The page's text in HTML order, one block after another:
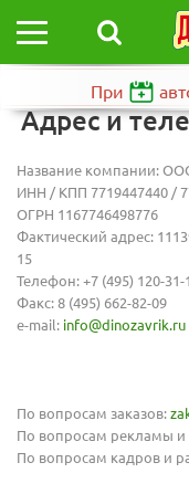
При
Адрес и
Название компании:
ИНН / КПП 7719447440 /
ОГРН 1167746498776
Фактический адрес:
15
Телефон: +7 (495) 120-31-
Факс: 8 (495) 662-82-09
e-mail: info@dinozavrik.ru
По вопросам заказов:
По вопросам рекламы и
По вопросам кадров и